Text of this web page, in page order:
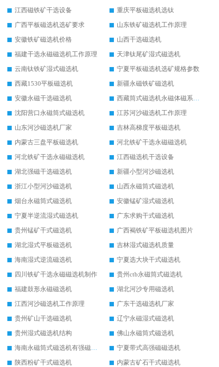
江西磁铁矿干选设备
重庆平板磁选机选钛
广西平板磁选机选矿要求
山东铁矿磁选机工作原理
安徽铁矿磁选机价格
山西干选磁选机
福建干选永磁磁选机工作原理
天津钛尾矿湿式磁选机
云南钛铁矿湿式磁选机
宁夏平板磁选机选矿规格参数
西藏1530平板磁选机
新疆永磁铁矿磁选机
安徽永磁干选磁选机
西藏筒式磁选机永磁体磁系设计
沈阳营口永磁筒式磁选机
江苏河沙磁选机工作原理
山东河沙磁选机厂家
吉林高梯度平板磁选机
内蒙古三盘平板磁选机
河北铁矿干选永磁磁选机
河北铁矿干选永磁磁选机
江西磁选机干选设备
湖北强磁干选磁选机
新疆小型河沙磁选机
浙江小型河沙磁选机
山西永磁筒式磁选机
烟台永磁筒式磁选机
安徽锰矿湿式磁选机
宁夏半逆流湿式磁选机
广东求购干式磁选机
贵州锰矿干式磁选机
广西褐铁矿平板磁选机图片
湖北湿式平板磁选机
吉林湿式磁选机质量
海南湿式逆流磁选机
宁夏选大块干式磁选机
四川铁矿干选永磁磁选机制作
贵州ctb永磁筒式磁选机
福建鼓形永磁磁选机
湖北河沙专用磁选机
江西河沙磁选机工作原理
广东干选磁选机厂家
贵州矿山干选磁选机
辽宁永磁湿式磁选机
贵州湿式磁选机结构
佛山永磁筒式磁选机
海南永磁筒式磁选机有强磁的吗
宁夏带式高强磁磁选机
陕西粉矿干式磁选机
内蒙古矿石干式磁选机